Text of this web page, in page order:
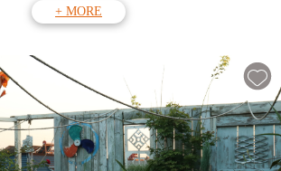
+ MORE